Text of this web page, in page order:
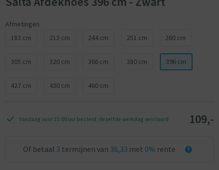
Afmetingen
183 cm
213 cm 244 cm 251 cm 260 cm
305 cm 320 cm 366 cm 380 cm 396 cm
427 cm 430 cm 460 cm
Vandaag voor 15:00 uur besteld, dezelfde werkdag verstuurd 109,-
Of betaal 3 termijnen van 36,33 met 0% rente